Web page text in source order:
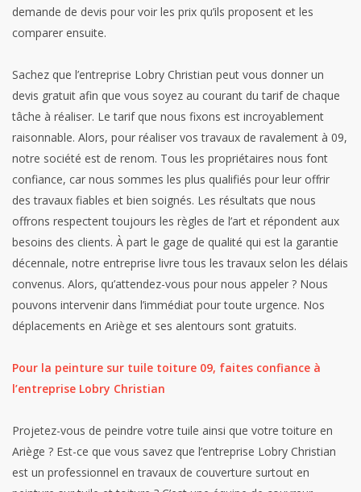
demande de devis pour voir les prix qu’ils proposent et les
comparer ensuite.
Sachez que l’entreprise Lobry Christian peut vous donner un
devis gratuit afin que vous soyez au courant du tarif de chaque
tâche à réaliser. Le tarif que nous fixons est incroyablement
raisonnable. Alors, pour réaliser vos travaux de ravalement à 09,
notre société est de renom. Tous les propriétaires nous font
confiance, car nous sommes les plus qualifiés pour leur offrir
des travaux fiables et bien soignés. Les résultats que nous
offrons respectent toujours les règles de l’art et répondent aux
besoins des clients. À part le gage de qualité qui est la garantie
décennale, notre entreprise livre tous les travaux selon les délais
convenus. Alors, qu’attendez-vous pour nous appeler ? Nous
pouvons intervenir dans l’immédiat pour toute urgence. Nos
déplacements en Ariège et ses alentours sont gratuits.
Pour la peinture sur tuile toiture 09, faites confiance à
l’entreprise Lobry Christian
Projetez-vous de peindre votre tuile ainsi que votre toiture en
Ariège ? Est-ce que vous savez que l’entreprise Lobry Christian
est un professionnel en travaux de couverture surtout en